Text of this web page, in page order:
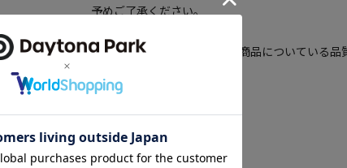
予めご了承ください。
※着用、お取り扱いの際は、商品についている品
【CAHLUMN/カウラム】